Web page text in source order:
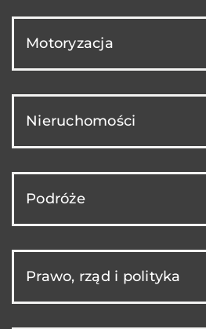
Motoryzacja
Nieruchomości
Podróże
Prawo, rząd i polityka